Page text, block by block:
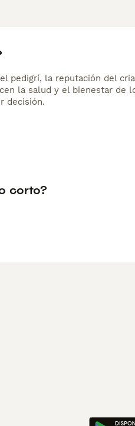
pedigrí, la reputación del
la salud y el bienestar de
decisión.
corto?